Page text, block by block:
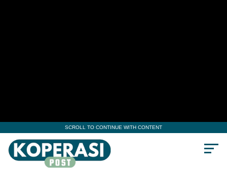
SCROLL TO CONTINUE WITH CONTENT